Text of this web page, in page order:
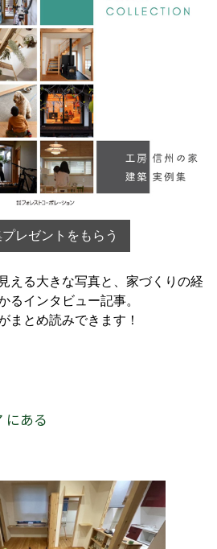
レゼントをもらう
える大きな写真と、家づくりの経
るインタビュー記事。
まとめ読みできます！
にある